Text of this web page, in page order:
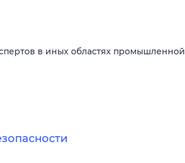
в иных областях промышленной